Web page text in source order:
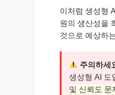
이처럼 생성형
원의 생산성을
것으로 예상하
주의하세
생성형 AI 도
및 신뢰도 문